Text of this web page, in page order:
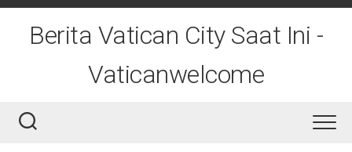
Skip
contentBerita Vatican City Saat Ini -
Vaticanwelcome